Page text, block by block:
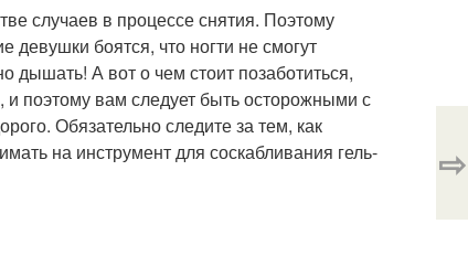
случаев в процессе снятия. Поэтому
девушки боятся, что ногти не смогут
дышать! А вот о чем стоит позаботиться,
и поэтому вам следует быть осторожными с
Обязательно следите за тем, как
на инструмент для соскабливания гель-
⇨